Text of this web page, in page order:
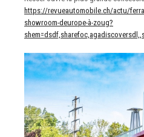
https://revueautomobile.ch/actu/
showroom-deurope-à-zoug?